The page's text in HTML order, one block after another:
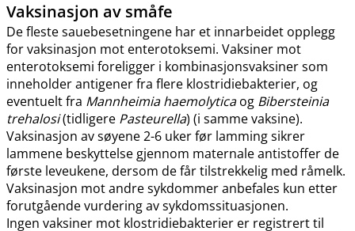
Vaksinasjon av småfe
De fleste sauebesetningene har et innarbeidet opplegg
for vaksinasjon mot enterotoksemi. Vaksiner mot
enterotoksemi foreligger i kombinasjonsvaksiner som
inneholder antigener fra flere klostridiebakterier, og
eventuelt fra Mannheimia haemolyticaog Bibersteinia
trehalosi(tidligere Pasteurella) (i samme vaksine).
Vaksinasjon av søyene 2-6 uker før lamming sikrer
lammene beskyttelse gjennom maternale antistoffer de
første leveukene, dersom de får tilstrekkelig med råmelk.
Vaksinasjon mot andre sykdommer anbefales kun etter
forutgående vurdering av sykdomssituasjonen.
Ingen vaksiner mot klostridiebakterier er registrert til